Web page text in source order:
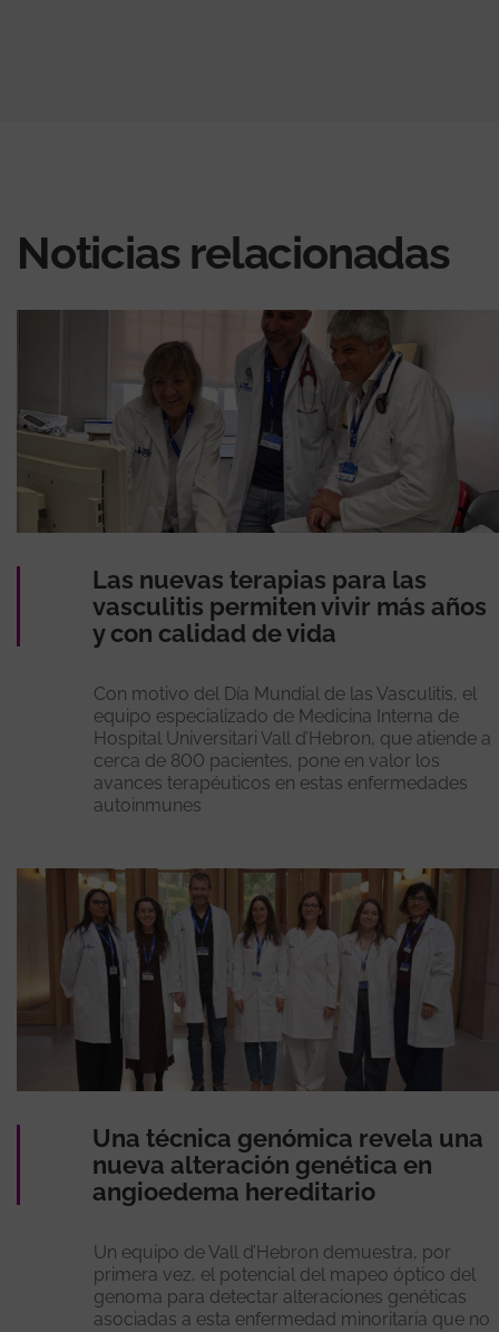
Noticias relacionadas
Las nuevas terapias para las
vasculitis permiten vivir más años
y con calidad de vida
Con motivo del Día Mundial de las Vasculitis, el
equipo especializado de Medicina Interna de
Hospital Universitari Vall d’Hebron, que atiende a
cerca de 800 pacientes, pone en valor los
avances terapéuticos en estas enfermedades
autoinmunes
Una técnica genómica revela una
nueva alteración genética en
angioedema hereditario
Un equipo de Vall d’Hebron demuestra, por
primera vez, el potencial del mapeo óptico del
genoma para detectar alteraciones genéticas
asociadas a esta enfermedad minoritaria que no